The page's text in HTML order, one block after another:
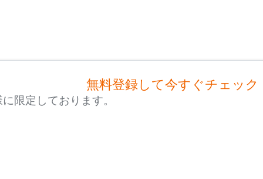
無料登録して今すぐチェック
限定しております。